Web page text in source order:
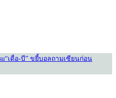
“เดื่อ-บี” ขยี้บอลถามเซียนก่อน